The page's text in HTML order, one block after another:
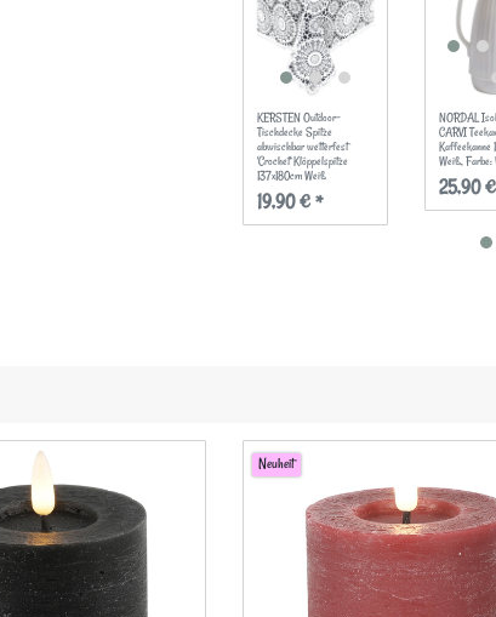
KERSTEN Outdoor-
Tischdecke Spitze
abwischbar wetterfest
'Crochet' Klöppelspitze
137x180cm Weiß
19,90 € *
NORDAL
CARVI
Kaffeekanne
Weiß, Farbe:
25,90
Neuheit